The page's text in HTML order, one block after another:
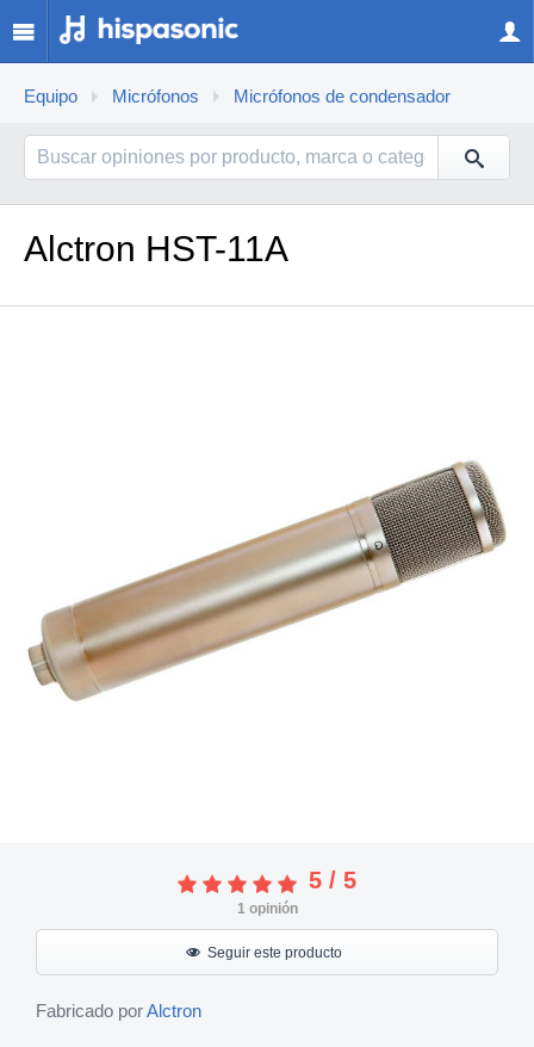
Equipo Micrófonos Micrófonos de condensador
Alctron HST-11A
5 / 5
1opinión
Seguir este producto
Fabricado porAlctron